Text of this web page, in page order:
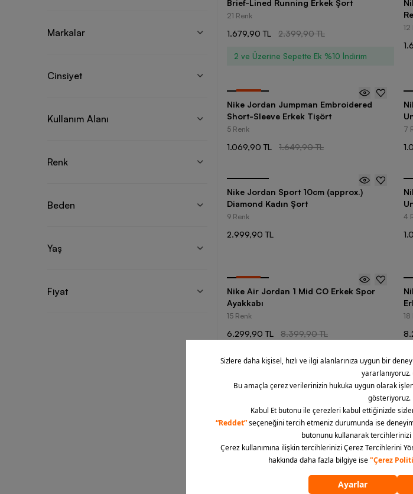
Markalar
Cinsiyet
Kullanım Alanı
Renk
Beden
Yaş
Fiyat
Brief-Lined Running Erkek Şort
21 Renk
1.679,90 TL 2.399,90 TL
2 ve Üzerine Sepette Ek %10 İndirim
12
Nike Jordan Jumpman Embroidered
Short-Sleeve Erkek Tişört
5 Renk
1.069,90 TL 1.649,90 TL
7
Nike Jordan Sport 10cm (approx.)
Diamond Kadın Şort
9 Renk
2.999,90 TL
4
Nike Air Jordan 1 Mid CO Erkek Spor
Ayakkabı
15 Renk
6.299,90 TL 8.399,90 TL
18
Nike Jordan Essentials Graphic Core 23
Relaxed Fit Short-Sleeve Kadın Tişört
12 Renk
2